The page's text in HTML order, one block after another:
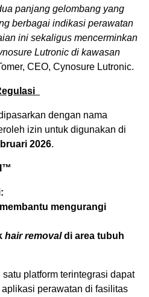
panjang gelombang yang
berbagai indikasi perawatan
ini sekaligus mencerminkan
Lutronic di kawasan
CEO, Cynosure Lutronic.
dengan nama
izin untuk digunakan di
2026.
mengurangi
hair removaldi area tubuh
platform terintegrasi dapat
perawatan di fasilitas